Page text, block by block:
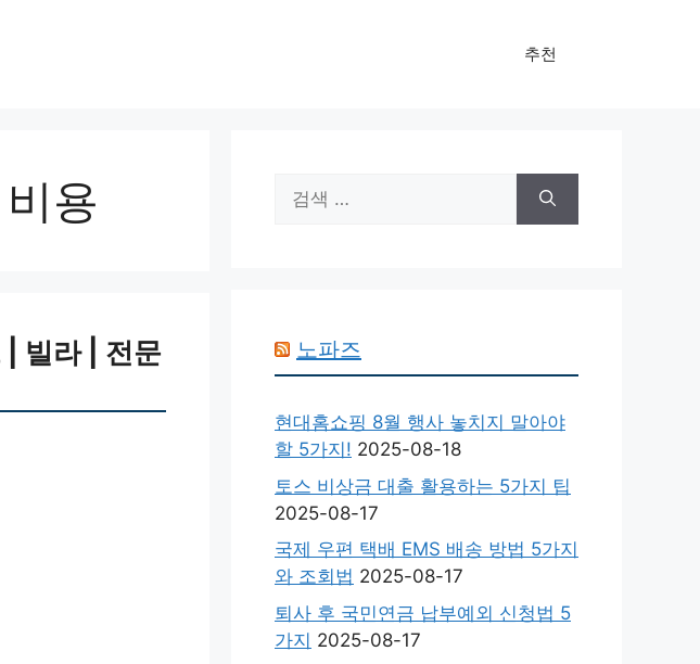
추천
용
| 빌라 | 전문
색:
노파즈
현대홈쇼핑 8월 행사 놓치지 말아야
할 5가지! 2025-08-18
토스 비상금 대출 활용하는 5가지 팁
2025-08-17
국제 우편 택배 EMS 배송 방법 5가지
와 조회법 2025-08-17
퇴사 후 국민연금 납부예외 신청법 5
가지 2025-08-17